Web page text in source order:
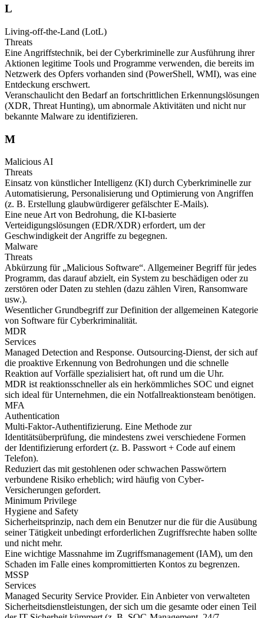
L
Living-off-the-Land (LotL)
Threats
Eine Angriffstechnik, bei der Cyberkriminelle zur Ausführung ihrer
Aktionen legitime Tools und Programme verwenden, die bereits im
Netzwerk des Opfers vorhanden sind (PowerShell, WMI), was eine
Entdeckung erschwert.
Veranschaulicht den Bedarf an fortschrittlichen Erkennungslösungen
(XDR, Threat Hunting), um abnormale Aktivitäten und nicht nur
bekannte Malware zu identifizieren.
M
Malicious AI
Threats
Einsatz von künstlicher Intelligenz (KI) durch Cyberkriminelle zur
Automatisierung, Personalisierung und Optimierung von Angriffen
(z. B. Erstellung glaubwürdigerer gefälschter E-Mails).
Eine neue Art von Bedrohung, die KI-basierte
Verteidigungslösungen (EDR/XDR) erfordert, um der
Geschwindigkeit der Angriffe zu begegnen.
Malware
Threats
Abkürzung für „Malicious Software“. Allgemeiner Begriff für jedes
Programm, das darauf abzielt, ein System zu beschädigen oder zu
zerstören oder Daten zu stehlen (dazu zählen Viren, Ransomware
usw.).
Wesentlicher Grundbegriff zur Definition der allgemeinen Kategorie
von Software für Cyberkriminalität.
MDR
Services
Managed Detection and Response. Outsourcing-Dienst, der sich auf
die proaktive Erkennung von Bedrohungen und die schnelle
Reaktion auf Vorfälle spezialisiert hat, oft rund um die Uhr.
MDR ist reaktionsschneller als ein herkömmliches SOC und eignet
sich ideal für Unternehmen, die ein Notfallreaktionsteam benötigen.
MFA
Authentication
Multi-Faktor-Authentifizierung. Eine Methode zur
Identitätsüberprüfung, die mindestens zwei verschiedene Formen
der Identifizierung erfordert (z. B. Passwort + Code auf einem
Telefon).
Reduziert das mit gestohlenen oder schwachen Passwörtern
verbundene Risiko erheblich; wird häufig von Cyber-
Versicherungen gefordert.
Minimum Privilege
Hygiene and Safety
Sicherheitsprinzip, nach dem ein Benutzer nur die für die Ausübung
seiner Tätigkeit unbedingt erforderlichen Zugriffsrechte haben sollte
und nicht mehr.
Eine wichtige Massnahme im Zugriffsmanagement (IAM), um den
Schaden im Falle eines kompromittierten Kontos zu begrenzen.
MSSP
Services
Managed Security Service Provider. Ein Anbieter von verwalteten
Sicherheitsdienstleistungen, der sich um die gesamte oder einen Teil